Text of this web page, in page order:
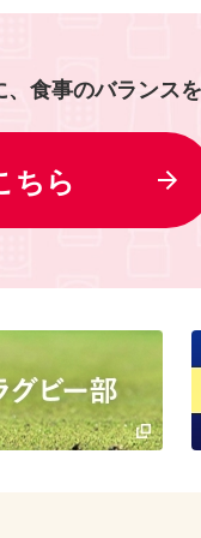
食事のバランス
ちら